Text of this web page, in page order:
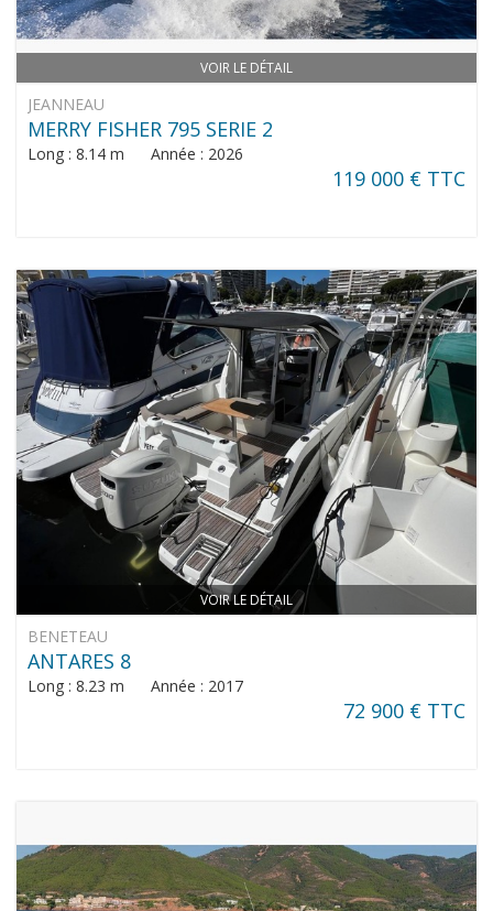
VOIR LE DÉTAIL
JEANNEAU
MERRY FISHER 795 SERIE 2
Long : 8.14 m Année : 2026
119 000 € TTC
VOIR LE DÉTAIL
BENETEAU
ANTARES 8
Long : 8.23 m Année : 2017
72 900 € TTC